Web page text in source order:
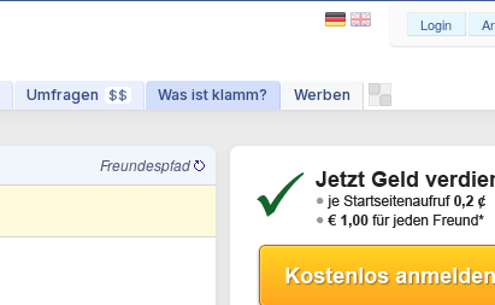
Umfragen $$ Was ist klamm? Werben
Login
Freundespfad